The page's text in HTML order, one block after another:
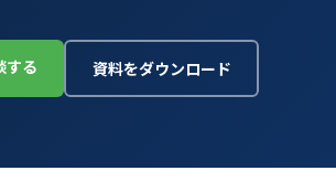
する 資料をダウンロード